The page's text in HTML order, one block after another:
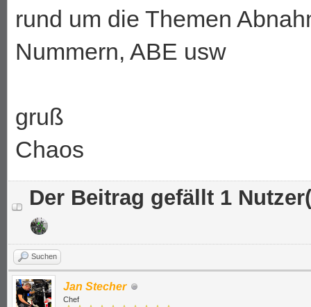
rund um die Themen
Nummern, ABE usw
gruß
Chaos
Der Beitrag gefällt 1
Suchen
Jan Stecher
Chef